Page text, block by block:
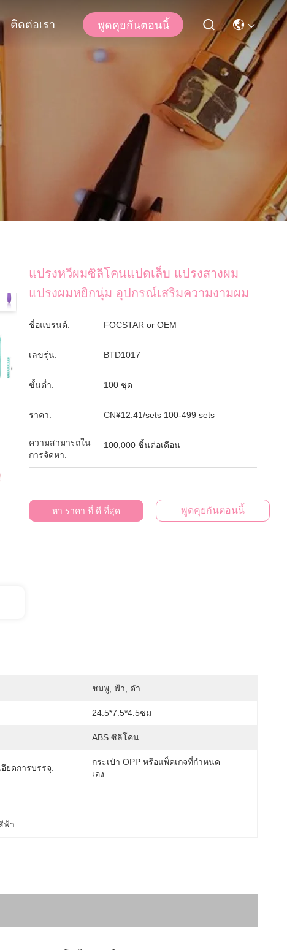
ติดต่อเรา พูดคุยกันตอนนี้
แปรงหวีผมซิลิโคนแปดเล็บ แปรงสางผม
แปรงผมหยิกนุ่ม อุปกรณ์เสริมความงามผม
ชื่อแบรนด์: FOCSTAR or OEM
เลขรุ่น: BTD1017
ขั้นต่ำ: 100 ชุด
ราคา: CN¥12.41/sets 100-499 sets
ความสามารถใน
การจัดหา:
100,000 ชิ้นต่อเดือน
หา ราคา ที่ ดี ที่สุด พูดคุยกันตอนนี้
ชมพู, ฟ้า, ดำ
24.5*7.5*4.5ซม
ABS ซิลิโคน
อียดการบรรจุ:
กระเป๋า OPP หรือแพ็คเกจที่กำหนด
เอง
ฟ้า